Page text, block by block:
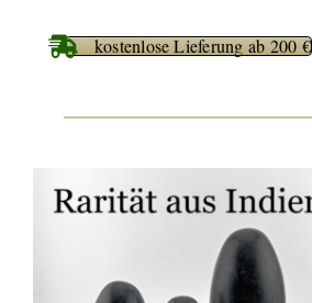
kostenlose Lieferung ab 200 €